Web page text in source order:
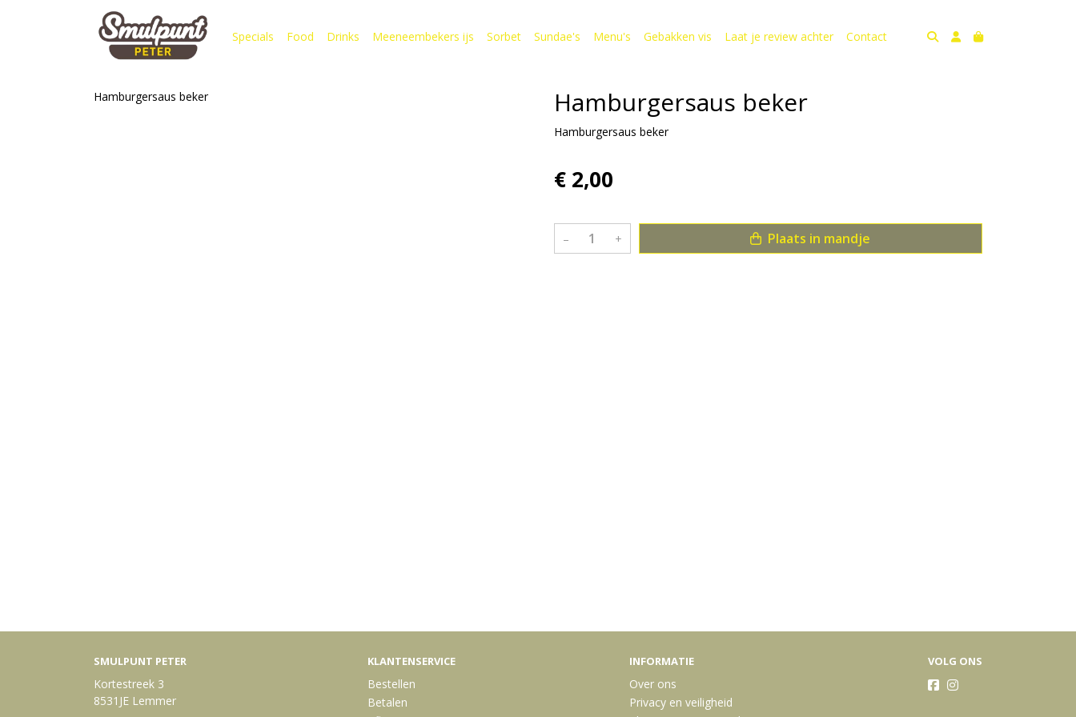
Specials Food Drinks Meeneembekers ijs Sorbet Sundae's Menu's Gebakken vis Laat je review achter Contact
Hamburgersaus beker Hamburgersaus beker
Hamburgersaus beker
€ 2,00
– + Plaats in mandje
SMULPUNT PETER
Kortestreek 3
8531JE Lemmer
KLANTENSERVICE
Bestellen
Betalen
INFORMATIE
Over ons
Privacy en veiligheid
VOLG ONS